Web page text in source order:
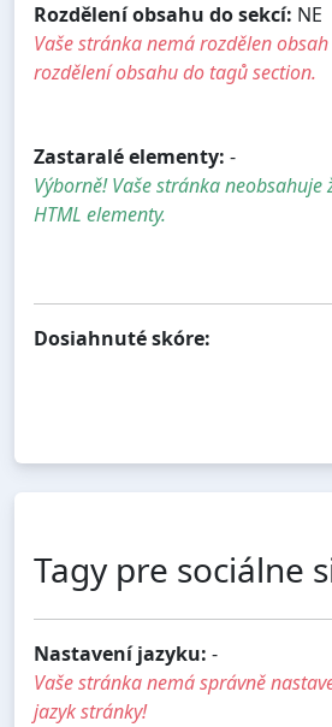
Rozdělení obsahu do sekcí: NE
Vaše stránka nemá rozdělen
rozdělení obsahu do tagů section.
Zastaralé elementy: -
Výborně! Vaše stránka neobsahuje
HTML elementy.
Dosiahnuté skóre:
Tagy pre sociálne
Nastavení jazyku: -
Vaše stránka nemá správně
jazyk stránky!